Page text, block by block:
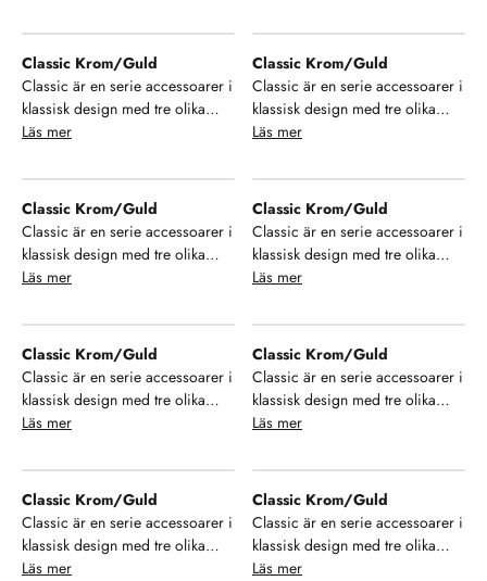
stort urval av modeller som ger
dig möjlighet till enhetlighet i ditt
badrum. Se, njut och hamoniera
din inredning!
stort urval av modeller som ger
dig möjlighet till enhetlighet i ditt
badrum. Se, njut och hamoniera
din inredning!
Classic Krom/Guld
Classic är en serie accessoarer i
klassisk design med tre olika
finish på ytan. Välj mellan krom,
stort urval av modeller som ger
dig möjlighet till enhetlighet i ditt
badrum. Se, njut och hamoniera
din inredning!
Läs mer
Classic Krom/Guld
Classic är en serie accessoarer i
klassisk design med tre olika
finish på ytan. Välj mellan krom,
stort urval av modeller som ger
dig möjlighet till enhetlighet i ditt
badrum. Se, njut och hamoniera
din inredning!
Läs mer
Classic Krom/Guld
Classic är en serie accessoarer i
klassisk design med tre olika
finish på ytan. Välj mellan krom,
stort urval av modeller som ger
dig möjlighet till enhetlighet i ditt
badrum. Se, njut och hamoniera
din inredning!
Läs mer
Classic Krom/Guld
Classic är en serie accessoarer i
klassisk design med tre olika
finish på ytan. Välj mellan krom,
stort urval av modeller som ger
dig möjlighet till enhetlighet i ditt
badrum. Se, njut och hamoniera
din inredning!
Läs mer
Classic Krom/Guld
Classic är en serie accessoarer i
klassisk design med tre olika
finish på ytan. Välj mellan krom,
stort urval av modeller som ger
dig möjlighet till enhetlighet i ditt
badrum. Se, njut och hamoniera
din inredning!
Läs mer
Classic Krom/Guld
Classic är en serie accessoarer i
klassisk design med tre olika
finish på ytan. Välj mellan krom,
stort urval av modeller som ger
dig möjlighet till enhetlighet i ditt
badrum. Se, njut och hamoniera
din inredning!
Läs mer
Classic Krom/Guld
Classic är en serie accessoarer i
klassisk design med tre olika
finish på ytan. Välj mellan krom,
Läs mer
Classic Krom/Guld
Classic är en serie accessoarer i
klassisk design med tre olika
finish på ytan. Välj mellan krom,
Läs mer